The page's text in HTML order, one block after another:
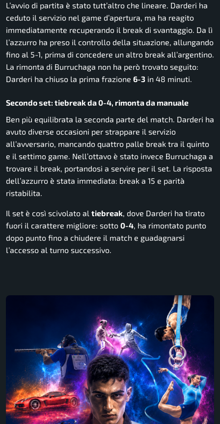
L’avvio di partita è stato tutt’altro che lineare. Darderi ha
ceduto il servizio nel game d’apertura, ma ha reagito
immediatamente recuperando il break di svantaggio. Da lì
l’azzurro ha preso il controllo della situazione, allungando
fino al 5-1, prima di concedere un altro break all’argentino.
La rimonta di Burruchaga non ha però trovato seguito:
Darderi ha chiuso la prima frazione 6-3 in 48 minuti.
Secondo set: tiebreak da 0-4, rimonta da manuale
Ben più equilibrata la seconda parte del match. Darderi ha
avuto diverse occasioni per strappare il servizio
all’avversario, mancando quattro palle break tra il quinto
e il settimo game. Nell’ottavo è stato invece Burruchaga a
trovare il break, portandosi a servire per il set. La risposta
dell’azzurro è stata immediata: break a 15 e parità
ristabilita.
Il set è così scivolato al tiebreak, dove Darderi ha tirato
fuori il carattere migliore: sotto 0-4, ha rimontato punto
dopo punto fino a chiudere il match e guadagnarsi
l’accesso al turno successivo.